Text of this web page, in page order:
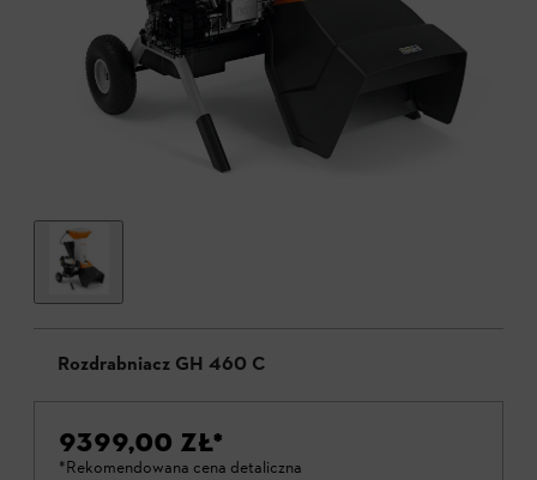
Rozdrabniacz GH 460 C
9399,00 ZŁ*
*Rekomendowana cena detaliczna